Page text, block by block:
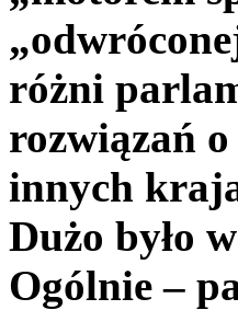
różni
rozwiązań
innych
Dużo było
Ogólnie –